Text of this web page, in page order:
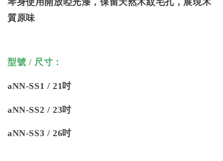
質原味
型號 / 尺寸：
aNN-SS1 / 21吋
aNN-SS2 / 23吋
aNN-SS3 / 26吋